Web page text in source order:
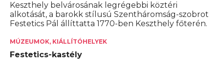
Keszthely belvárosának legrégebbi köztéri
alkotását, a barokk stílusú Szentháromság-szobrot
Festetics Pál állíttatta 1770-ben Keszthely főterén.
MÚZEUMOK, KIÁLLÍTÓHELYEK
Festetics-kastély